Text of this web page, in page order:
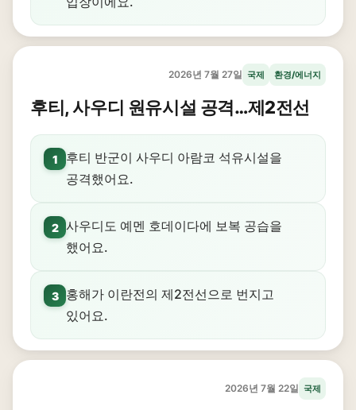
2026년 7월 27일 국제 환경/에너지
후티, 사우디 원유시설 공격…제2전선
1
후티 반군이 사우디 아람코 석유시설을
공격했어요.
2 사우디도 예멘 호데이다에 보복 공습을
했어요.
3
홍해가 이란전의 제2전선으로 번지고
있어요.
2026년 7월 22일 국제